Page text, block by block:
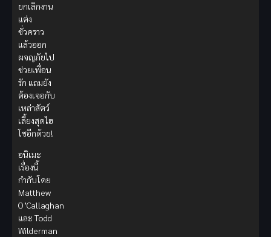
ยกเลิกงาน
แต่ง
ชั่วคราว
แล้วออก
ผจญภัยไป
ช่วยเพื่อน
รัก แถมยัง
ต้องเจอกับ
เหล่าสัตว์
เลี้ยงสุดไฮ
โซอีกด้วย!
อนิเมะ
เรื่องนี้
กำกับโดย
Matthew
O’Callaghan
และ Todd
Wilderman